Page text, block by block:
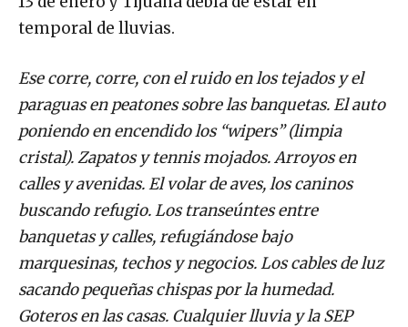
temporal de lluvias.
Ese corre, corre, con el ruido en los tejados y el
paraguas en peatones sobre las banquetas. El auto
poniendo en encendido los “wipers” (limpia
cristal). Zapatos y tennis mojados. Arroyos en
calles y avenidas. El volar de aves, los caninos
buscando refugio. Los transeúntes entre
banquetas y calles, refugiándose bajo
marquesinas, techos y negocios. Los cables de luz
sacando pequeñas chispas por la humedad.
Goteros en las casas. Cualquier lluvia y la SEP